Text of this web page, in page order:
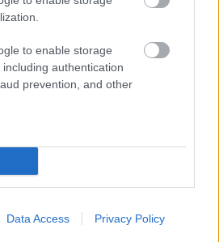
to enable storage
authentication
prevention, and other
Data Access Privacy Policy
csak még erősebbé vált a